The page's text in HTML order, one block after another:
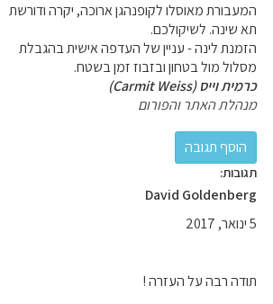
המעבורת מאוסלו לקופנהגן ארוכה, יקרה ודורשת
תא שינה. לשיקולכם.
הזמנת לינה - עניין של העדפה אישית בהגבלת
מסלול מול בטחון ובזבוז זמן בשטח.
כרמית וייס (Carmit Weiss)
מנהלת האתר והפורום
תגובות:
David Goldenberg
5 ינואר, 2017
תודה רבה על העזרה !